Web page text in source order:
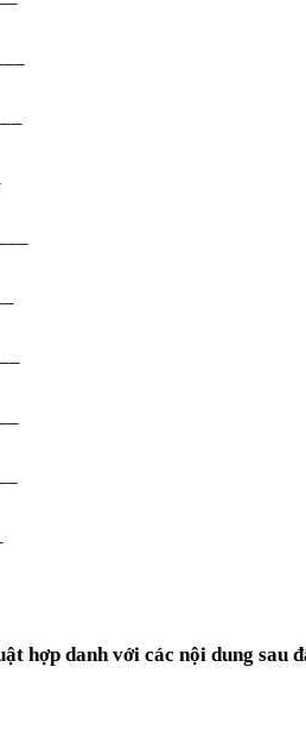
hợp danh với các nội dung sau